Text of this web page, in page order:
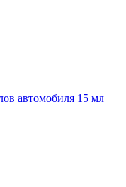
автомобиля 15 мл